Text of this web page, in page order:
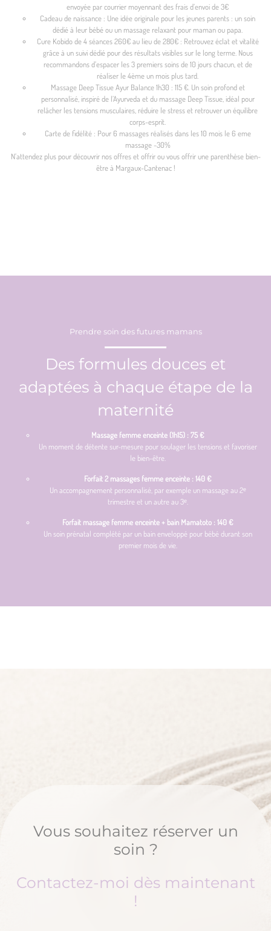
envoyée par courrier moyennant des frais d’envoi de 3€
Cadeau de naissance : Une idée originale pour les jeunes parents : un soin
dédié à leur bébé ou un massage relaxant pour maman ou papa.
Cure Kobido de 4 séances 260€ au lieu de 280€ : Retrouvez éclat et vitalité
grâce à un suivi dédié pour des résultats visibles sur le long terme. Nous
recommandons d’espacer les 3 premiers soins de 10 jours chacun, et de
réaliser le 4ème un mois plus tard.
Massage Deep Tissue Ayur Balance 1h30 : 115 €. Un soin profond et
personnalisé, inspiré de l’Ayurveda et du massage Deep Tissue, idéal pour
relâcher les tensions musculaires, réduire le stress et retrouver un équilibre
corps-esprit.
Carte de fidélité : Pour 6 massages réalisés dans les 10 mois le 6 eme
massage -30%
N’attendez plus pour découvrir nos offres et offrir ou vous offrir une parenthèse bien-
être à Margaux-Cantenac !
Prendre soin des futures mamans
Des formules douces et
adaptées à chaque étape de la
maternité
Massage femme enceinte (1h15) : 75 €
Un moment de détente sur-mesure pour soulager les tensions et favoriser
le bien-être.
Forfait 2 massages femme enceinte : 140 €
Un accompagnement personnalisé, par exemple un massage au 2ᵉ
trimestre et un autre au 3ᵉ.
Forfait massage femme enceinte + bain Mamatoto : 140 €
Un soin prénatal complété par un bain enveloppé pour bébé durant son
premier mois de vie.
Vous souhaitez réserver un
soin ?
Contactez-moi dès maintenant
!